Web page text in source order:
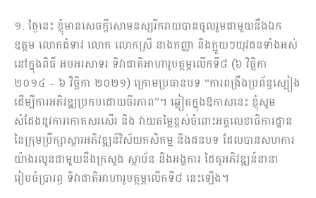
១. ថ្ងៃនេះ ខ្ញុំមានសេចក្តីសោមនស្សរីករាយបានចូលរួមជាមួយនឹងឯក
ឧត្តម លោកជំទាវ លោក លោកស្រី នាងកញ្ញា និងក្មួយៗយុវជនទាំងអស់
នៅក្នុងពិធី អបអរសាទរ ទិវាជាតិអាហារូបត្ថម្ភលើកទី៨ (៦ វិច្ឆិកា
២០១៤ – ៦ វិច្ឆិកា ២០២១) ក្រោមប្រធានបទ “ការពង្រឹងប្រព័ន្ធស្បៀង
ដើម្បីការអភិវឌ្ឍប្រកបដោយចីរភាព”។ ឆ្លៀតក្នុងឱកាសនេះ ខ្ញុំសូម
សំដែងនូវការកោតសរសើរ និង វាយតម្លៃខ្ពស់ចំពោះអគ្គលេខាធិការដ្ឋាន
នៃក្រុមប្រឹក្សាស្តារអភិវឌ្ឍន៍វិស័យកសិកម្ម និងជនបទ ដែលបានសហការ
យ៉ាងរលូនជាមួយនឹងក្រសួង ស្ថាប័ន និងអង្គការ ដៃគូអភិវឌ្ឍន៍នានា
រៀបចំប្រារព្ធ ទិវាជាតិអាហារូបត្ថម្ភលើកទី៨ នេះឡើង។